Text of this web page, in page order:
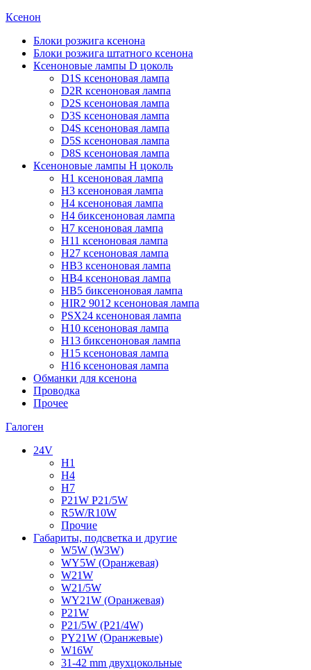
Ксенон
Блоки розжига ксенона
Блоки розжига штатного ксенона
Ксеноновые лампы D цоколь
D1S ксеноновая лампа
D2R ксеноновая лампа
D2S ксеноновая лампа
D3S ксеноновая лампа
D4S ксеноновая лампа
D5S ксеноновая лампа
D8S ксеноновая лампа
Ксеноновые лампы Н цоколь
H1 ксеноновая лампа
H3 ксеноновая лампа
H4 ксеноновая лампа
H4 биксеноновая лампа
H7 ксеноновая лампа
H11 ксеноновая лампа
H27 ксеноновая лампа
HB3 ксеноновая лампа
HB4 ксеноновая лампа
HB5 биксеноновая лампа
HIR2 9012 ксеноновая лампа
PSX24 ксеноновая лампа
H10 ксеноновая лампа
H13 биксеноновая лампа
H15 ксеноновая лампа
H16 ксеноновая лампа
Обманки для ксенона
Проводка
Прочее
Галоген
24V
H1
H4
H7
P21W P21/5W
R5W/R10W
Прочие
Габариты, подсветка и другие
W5W (W3W)
WY5W (Оранжевая)
W21W
W21/5W
WY21W (Оранжевая)
P21W
P21/5W (P21/4W)
PY21W (Оранжевые)
W16W
31-42 mm двухцокольные